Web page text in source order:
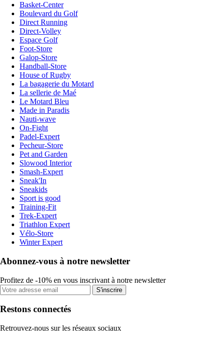
Basket-Center
Boulevard du Golf
Direct Running
Direct-Volley
Espace Golf
Foot-Store
Galop-Store
Handball-Store
House of Rugby
La bagagerie du Motard
La sellerie de Maé
Le Motard Bleu
Made in Paradis
Nauti-wave
On-Fight
Padel-Expert
Pecheur-Store
Pet and Garden
Slowood Interior
Smash-Expert
Sneak'In
Sneakids
Sport is good
Training-Fit
Trek-Expert
Triathlon Expert
Vélo-Store
Winter Expert
Abonnez-vous à notre newsletter
Profitez de -10% en vous inscrivant à notre newsletter
S'inscrire
Restons connectés
Retrouvez-nous sur les réseaux sociaux